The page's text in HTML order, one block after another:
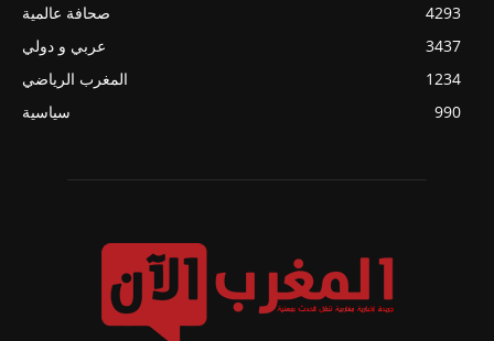
صحافة عالمية
4293
عربي و دولي
3437
المغرب الرياضي
1234
سياسية
990